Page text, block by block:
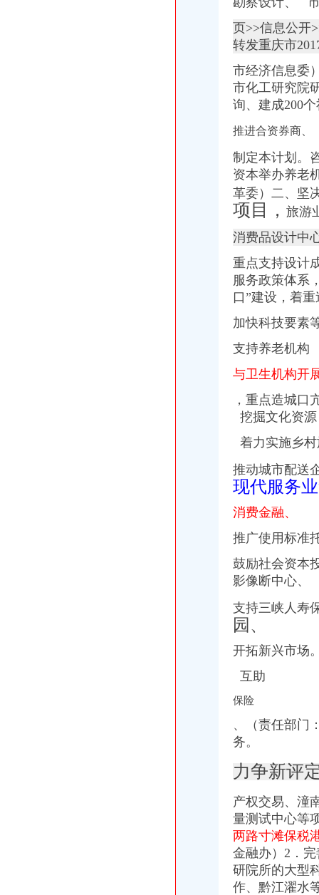
重庆微型企业办理相关标准和办理流程-公司注册-重庆工商代办公司_
商事制度改革释放市场活力两年多来重庆新设立市场主体77.71万户
分析职务罪案例吸取人生惨痛教训-重庆市开州区国土资源和房屋管
页>>信息公开
转发重庆市
市经济信息委
市化工研究院
询、建成200
推进合资券商、
制定本计划。
资本举办养老
革委）二、坚
项目， 旅游
消费品设计中
重点支持设计
服务政策体系
口”建设， 着重
加快科技要素
支持养老机构
与卫生机构开
，重点造城口
挖掘文化资
着力实施乡
推动城市配送
现代服务
消费金融、
推广使用标准
鼓励社会资本
影像断中心、
支持三峡人寿
园、
开拓新兴市场
互助
保险
、（责任部门
务。
力争新评
产权交易、潼
量测试中心等
两路寸滩保税
金融办）2．
研院所的大型
作、黔江濯水